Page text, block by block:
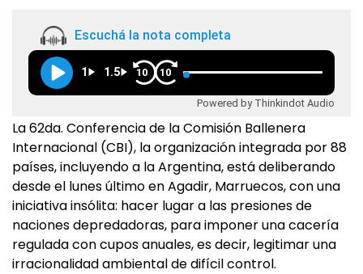
Escuchá la nota completa
1 1.5 10 10
Powered by Thinkindot Audio
La 62da. Conferencia de la Comisión Ballenera
Internacional (CBI), la organización integrada por 88
países, incluyendo a la Argentina, está deliberando
desde el lunes último en Agadir, Marruecos, con una
iniciativa insólita: hacer lugar a las presiones de
naciones depredadoras, para imponer una cacería
regulada con cupos anuales, es decir, legitimar una
irracionalidad ambiental de difícil control.